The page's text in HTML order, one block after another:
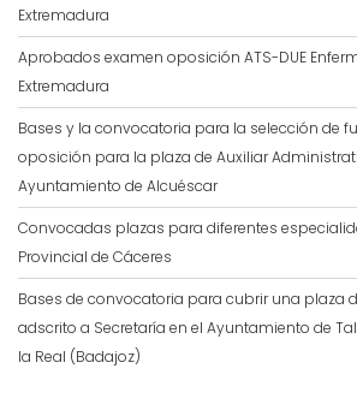
Extremadura
Aprobados examen oposición ATS-DUE
Extremadura
Bases y la convocatoria para la selección de
oposición para la plaza de Auxiliar
Ayuntamiento de Alcuéscar
Convocadas plazas para diferentes
Provincial de Cáceres
Bases de convocatoria para cubrir una plaza
adscrito a Secretaría en el Ayuntamiento de
la Real (Badajoz)